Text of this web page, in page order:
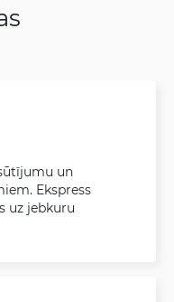
un
Ekspress
uz jebkuru